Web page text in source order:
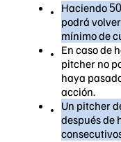
Haciendo
podrá
mínimo de
En caso de
pitcher no
haya
acción.
Un pitcher
después de